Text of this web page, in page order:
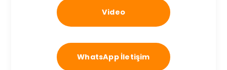
Video
WhatsApp İletişim